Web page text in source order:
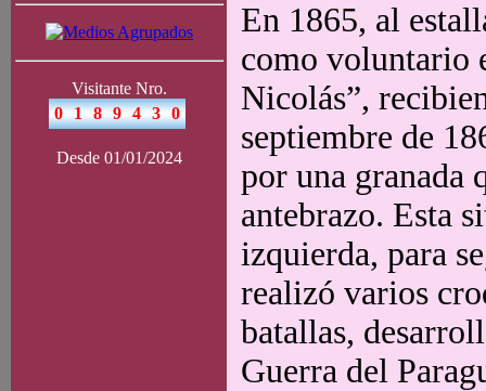
Visitante Nro.
Desde 01/01/2024
En 1865, al
como voluntario
Nicolás”,
septiembre de
por una granada
antebrazo. Esta
izquierda, para
realizó varios
batallas,
Guerra del